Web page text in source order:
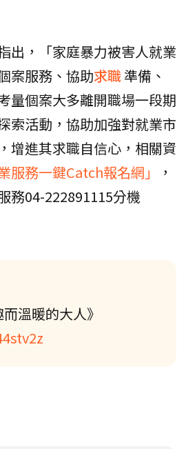
出，「家庭暴力被害人就業
案服務、協助求職準備、
量個案大多離開職場一段期
索活動，協助加強對就業市
增進其求職自信心，相關資
服務一鍵Catch報名網」
，
務04-222891115分機
溫暖的大人》